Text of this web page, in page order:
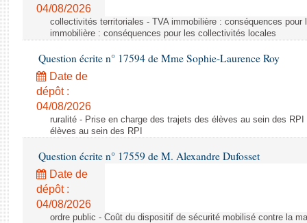
04/08/2026
collectivités territoriales - TVA immobilière : conséquences
immobilière : conséquences pour les collectivités locales
Question écrite n° 17594 de Mme Sophie-Laurence Roy
Date de
dépôt :
04/08/2026
ruralité - Prise en charge des trajets des élèves au sein des
élèves au sein des RPI
Question écrite n° 17559 de M. Alexandre Dufosset
Date de
dépôt :
04/08/2026
ordre public - Coût du dispositif de sécurité mobilisé contre la